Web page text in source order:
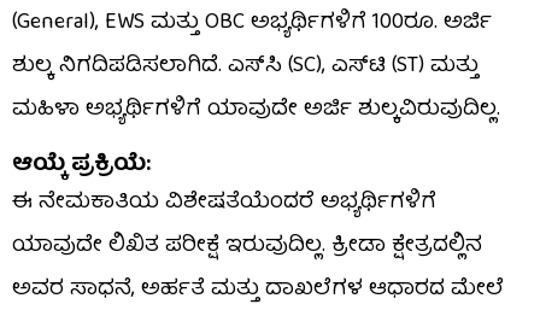
(General), EWS ಮತ್ತು OBC ಅಭ್ಯರ್ಥಿಗಳಿಗೆ 100ರೂ. ಅರ್ಜಿ
ಶುಲ್ಕ ನಿಗದಿಪಡಿಸಲಾಗಿದೆ. ಎಸ್‌ಸಿ (SC), ಎಸ್‌ಟಿ (ST) ಮತ್ತು
ಮಹಿಳಾ ಅಭ್ಯರ್ಥಿಗಳಿಗೆ ಯಾವುದೇ ಅರ್ಜಿ ಶುಲ್ಕವಿರುವುದಿಲ್ಲ.
ಆಯ್ಕೆ ಪ್ರಕ್ರಿಯೆ:
ಈ ನೇಮಕಾತಿಯ ವಿಶೇಷತೆಯೆಂದರೆ ಅಭ್ಯರ್ಥಿಗಳಿಗೆ
ಯಾವುದೇ ಲಿಖಿತ ಪರೀಕ್ಷೆ ಇರುವುದಿಲ್ಲ. ಕ್ರೀಡಾ ಕ್ಷೇತ್ರದಲ್ಲಿನ
ಅವರ ಸಾಧನೆ, ಅರ್ಹತೆ ಮತ್ತು ದಾಖಲೆಗಳ ಆಧಾರದ ಮೇಲೆ